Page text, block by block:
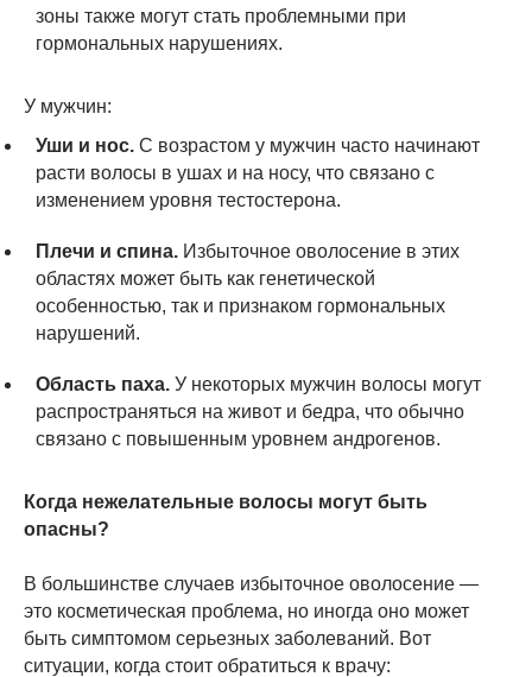
зоны также могут стать проблемными при
гормональных нарушениях.
У мужчин:
Уши и нос. С возрастом у мужчин часто начинают
расти волосы в ушах и на носу, что связано с
изменением уровня тестостерона.
Плечи и спина. Избыточное оволосение в этих
областях может быть как генетической
особенностью, так и признаком гормональных
нарушений.
Область паха. У некоторых мужчин волосы могут
распространяться на живот и бедра, что обычно
связано с повышенным уровнем андрогенов.
Когда нежелательные волосы могут быть
опасны?
В большинстве случаев избыточное оволосение —
это косметическая проблема, но иногда оно может
быть симптомом серьезных заболеваний. Вот
ситуации, когда стоит обратиться к врачу: